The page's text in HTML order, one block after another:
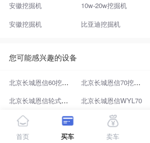
安徽挖掘机
10w-20w挖掘机
安徽挖掘机
比亚迪挖掘机
您可能感兴趣的设备
北京长城恩信60挖掘机 北京长城恩信70挖掘机
北京长城恩信轮式挖掘机
北京长城恩信WYL70
专题推荐
二手机 二手北京长城恩信
首页 买车 卖车